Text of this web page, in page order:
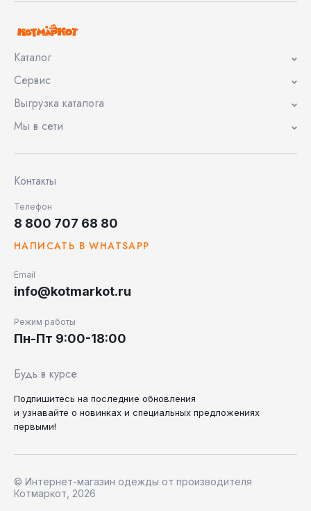
Каталог
Сервис
Выгрузка каталога
Мы в сети
Контакты
Телефон
8 800 707 68 80
НАПИСАТЬ В WHATSAPP
Email
info@kotmarkot.ru
Режим работы
Пн-Пт 9:00-18:00
Будь в курсе
Подпишитесь на последние обновления
и узнавайте о новинках и специальных предложениях
первыми!
© Интернет-магазин одежды от производителя
Котмаркот, 2026